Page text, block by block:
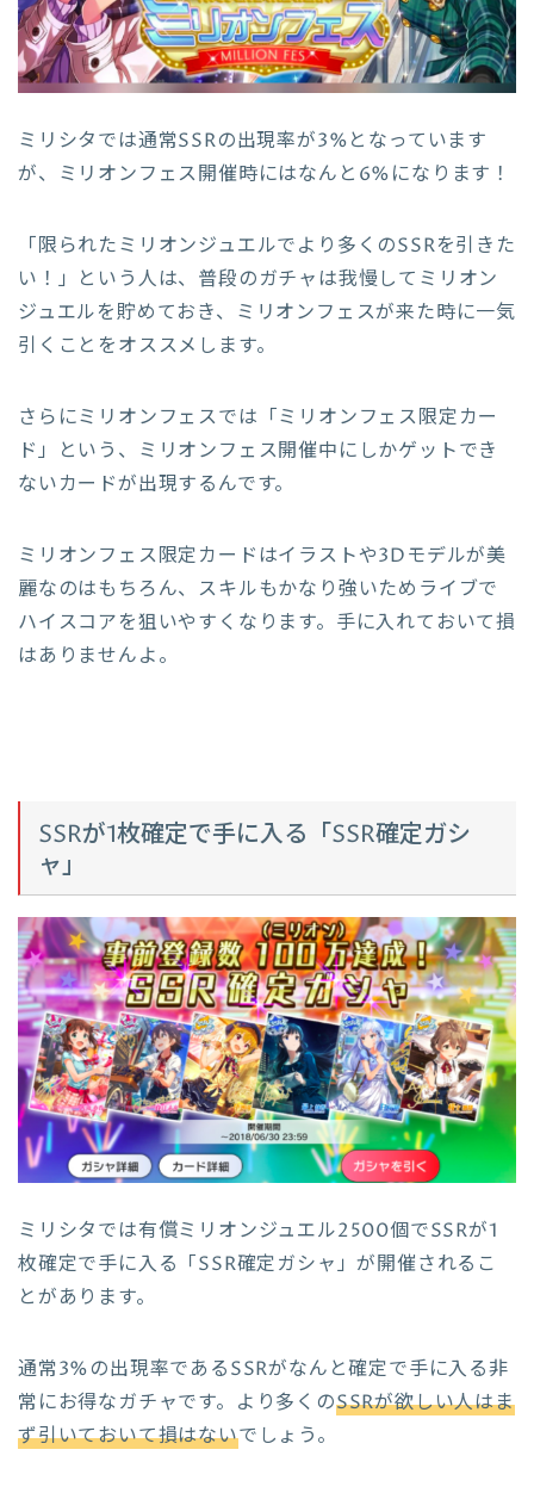
ミリシタでは通常SSRの出現率が3%となっています
が、ミリオンフェス開催時にはなんと6%になります！
「限られたミリオンジュエルでより多くのSSRを引きた
い！」という人は、普段のガチャは我慢してミリオン
ジュエルを貯めておき、ミリオンフェスが来た時に一気
引くことをオススメします。
さらにミリオンフェスでは「ミリオンフェス限定カー
ド」という、ミリオンフェス開催中にしかゲットでき
ないカードが出現するんです。
ミリオンフェス限定カードはイラストや3Dモデルが美
麗なのはもちろん、スキルもかなり強いためライブで
ハイスコアを狙いやすくなります。手に入れておいて損
はありませんよ。
SSRが1枚確定で手に入る「SSR確定ガシ
ャ」
ミリシタでは有償ミリオンジュエル2500個でSSRが1
枚確定で手に入る「SSR確定ガシャ」が開催されるこ
とがあります。
通常3%の出現率であるSSRがなんと確定で手に入る非
常にお得なガチャです。より多くのSSRが欲しい人はま
ず引いておいて損はないでしょう。